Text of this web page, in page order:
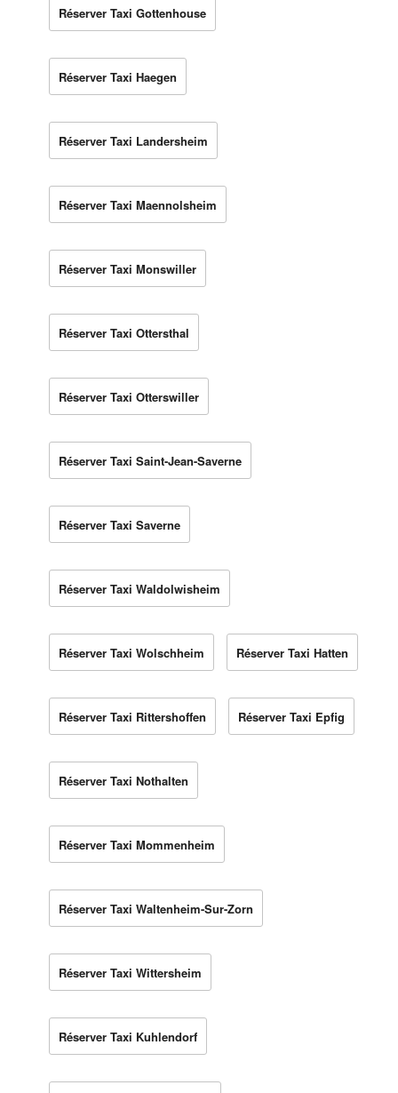
Réserver Taxi Gottenhouse
Réserver Taxi Haegen
Réserver Taxi Landersheim
Réserver Taxi Maennolsheim
Réserver Taxi Monswiller
Réserver Taxi Ottersthal
Réserver Taxi Otterswiller
Réserver Taxi Saint-Jean-Saverne
Réserver Taxi Saverne
Réserver Taxi Waldolwisheim
Réserver Taxi Wolschheim Réserver Taxi Hatten
Réserver Taxi Rittershoffen Réserver Taxi Epfig
Réserver Taxi Nothalten
Réserver Taxi Mommenheim
Réserver Taxi Waltenheim-Sur-Zorn
Réserver Taxi Wittersheim
Réserver Taxi Kuhlendorf